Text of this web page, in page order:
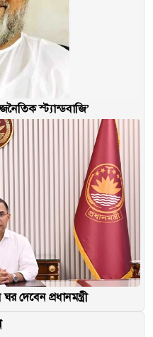
স্ট্যান্ডবাজি’
দেবেন প্রধানমন্ত্রী